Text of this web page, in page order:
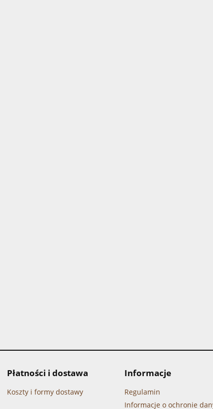
Płatności i dostawa
Koszty i formy dostawy
Informacje
Regulamin
Informacje o ochronie